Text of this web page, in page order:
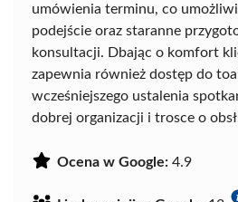
umówienia terminu, co
podejście oraz staranne
konsultacji. Dbając o komfort
zapewnia również dostęp do
wcześniejszego ustalenia
dobrej organizacji i trosce o
Ocena w Google: 4.9